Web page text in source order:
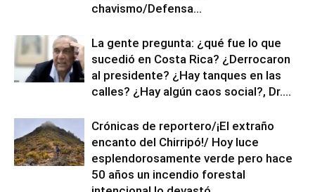
chavismo/Defensa...
La gente pregunta: ¿qué fue lo que
sucedió en Costa Rica? ¿Derrocaron
al presidente? ¿Hay tanques en las
calles? ¿Hay algún caos social?, Dr....
Crónicas de reportero/¡El extraño
encanto del Chirripó!/ Hoy luce
esplendorosamente verde pero hace
50 años un incendio forestal